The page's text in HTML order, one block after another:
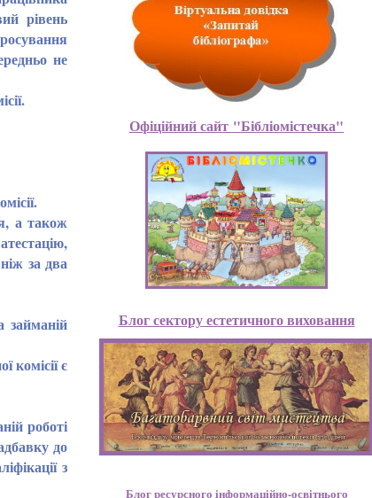
рівень
не
а також
за два
займаній
комісії є
роботі
до
з
Офіційний сайт "Бібліомістечка"
Блог сектору естетичного виховання
Блог ресурсного інформаційно-освітнього